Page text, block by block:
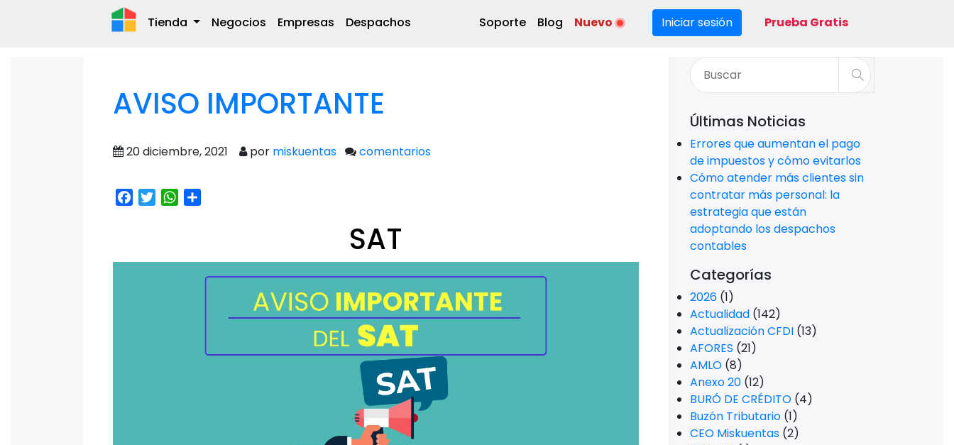
Tienda Negocios Empresas Despachos Soporte Blog Nuevo Iniciar sesión Prueba Gratis
AVISO IMPORTANTE
20 diciembre, 2021 por miskuentas comentarios
Facebook
TwitterWhatsApp
SAT
Últimas Noticias
Errores que aumentan el pago
de impuestos y cómo evitarlos
Cómo atender más clientes sin
contratar más personal: la
estrategia que están
adoptando los despachos
contables
Categorías
2026 (1)
Actualidad (142)
Actualización CFDI (13)
AFORES (21)
AMLO (8)
Anexo 20 (12)
BURÓ DE CRÉDITO (4)
Buzón Tributario (1)
CEO Miskuentas (2)